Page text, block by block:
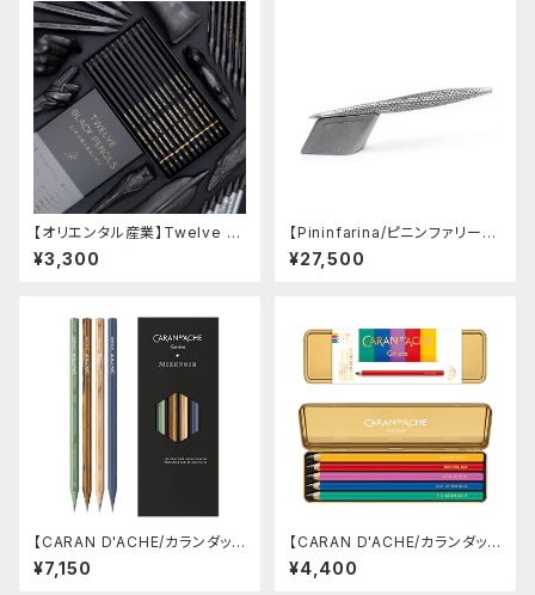
【オリエンタル産業】Twelve Bl
ack Pencils
¥3,300
【Pininfarina/ピニンファリー
ナ】Speedform (シルバー)
¥27,500
【CARAN D'ACHE/カランダッシ
ュ】スペシャル エディション フレ
グランス ペンシル (エディション
¥7,150
【CARAN D'ACHE/カランダッシ
ュ】カラートレジャー マキシペン
シル・HB 5本セット【限定品】
¥4,400